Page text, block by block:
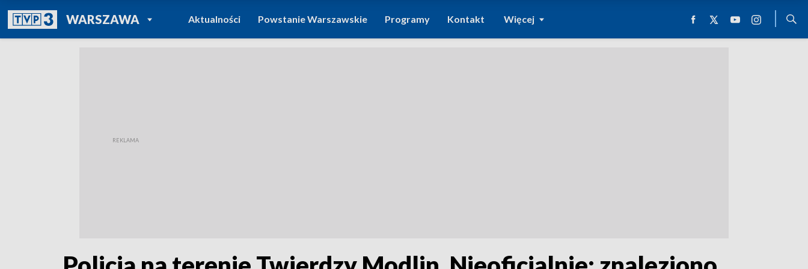
WARSZAWAPOWRÓT DO
TVP REGIONY
Aktualności Powstanie Warszawskie Programy Kontakt Więcej